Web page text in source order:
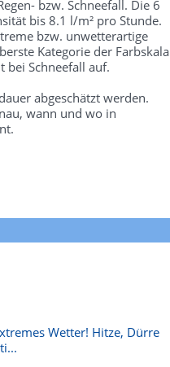
bzw. Schneefall. Die 6
bis 8.1 l/m² pro Stunde.
bzw. unwetterartige
Kategorie der Farbskala
bei Schneefall auf.
abgeschätzt werden.
wann und wo in
Wetter! Hitze, Dürre